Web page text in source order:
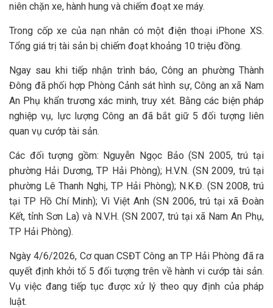
niên chặn xe, hành hung và chiếm đoạt xe máy.
Trong cốp xe của nạn nhân có một điện thoại iPhone XS.
Tổng giá trị tài sản bị chiếm đoạt khoảng 10 triệu đồng.
Ngay sau khi tiếp nhận trình báo, Công an phường Thành
Đông đã phối hợp Phòng Cảnh sát hình sự, Công an xã Nam
An Phụ khẩn trương xác minh, truy xét. Bằng các biện pháp
nghiệp vụ, lực lượng Công an đã bắt giữ 5 đối tượng liên
quan vụ cướp tài sản.
Các đối tượng gồm: Nguyễn Ngọc Bảo (SN 2005, trú tại
phường Hải Dương, TP Hải Phòng); H.V.N. (SN 2009, trú tại
phường Lê Thanh Nghị, TP Hải Phòng); N.K.Đ. (SN 2008, trú
tại TP Hồ Chí Minh); Vì Việt Anh (SN 2006, trú tại xã Đoàn
Kết, tỉnh Sơn La) và N.V.H. (SN 2007, trú tại xã Nam An Phụ,
TP Hải Phòng).
Ngày 4/6/2026, Cơ quan CSĐT Công an TP Hải Phòng đã ra
quyết định khởi tố 5 đối tượng trên về hành vi cướp tài sản.
Vụ việc đang tiếp tục được xử lý theo quy định của pháp
luật.